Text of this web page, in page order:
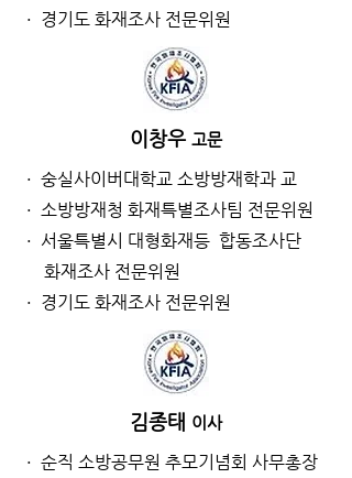
· 경기도 화재조사 전문위원
이창우 고문
· 숭실사이버대학교 소방방재학과 교
· 소방방재청 화재특별조사팀 전문위원
· 서울특별시 대형화재등 합동조사단
화재조사 전문위원
· 경기도 화재조사 전문위원
김종태 이사
· 순직 소방공무원 추모기념회 사무총장